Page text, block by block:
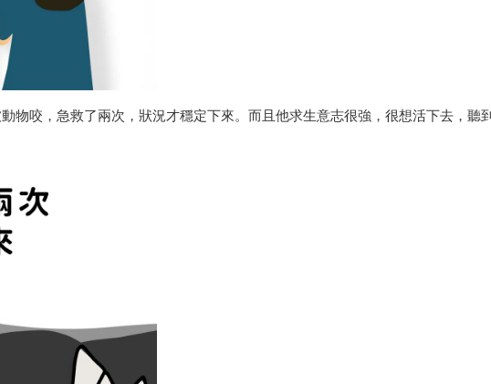
物咬，急救了兩次，狀況才穩定下來。而且他求生意志很強，很想活下去，聽